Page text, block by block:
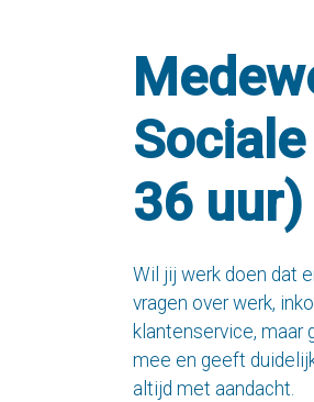
36 uur)
Wil jij werk doen dat
vragen over werk,
klantenservice, maar
mee en geeft
altijd met aandacht.